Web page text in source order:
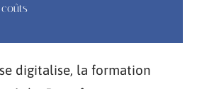
digitalise, la formation